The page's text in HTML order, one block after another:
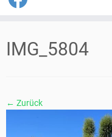
Inhalt
springen
IMG_5804
← Zurück